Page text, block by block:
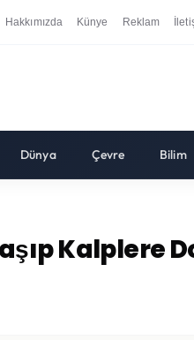
Hakkımızda Künye Reklam
Dünya Çevre Bilim
Kalplere